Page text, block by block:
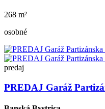
268 m²
osobné
predaj
PREDAJ Garáž